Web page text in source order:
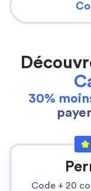
30%
Code + 20